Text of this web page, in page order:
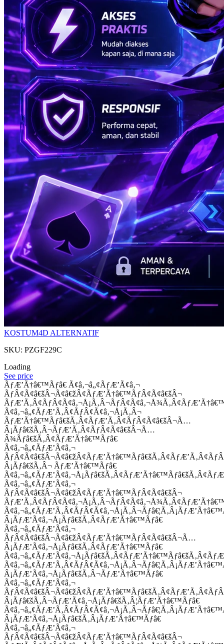
KOSTUM4D ALTERNATIF
SKU: PZGF229C
Loading
See price
ÃƒÆ’Ã†â€™Ãƒâ€ Ã¢â‚¬â„¢ÃƒÆ’Ã¢â‚¬
ÃƒÂ¢Ã¢â€šÂ¬Ã¢â€žÂ¢ÃƒÆ’Ã†â€™ÃƒÂ¢Ã¢â€šÂ¬
Ã¢â‚¬â„¢ÃƒÆ’Ã‚Â¢ÃƒÂ¢Ã¢â‚¬Å¡Ã‚Â¬
ÃƒÆ’Ã†â€™Ãƒâ€šÃ‚Â¢ÃƒÆ’Ã‚Â¢ÃƒÂ¢Ã¢â€šÂ¬Ã…
Â¡Ãƒâ€šÃ‚Â¬ÃƒÆ’Ã‚Â¢ÃƒÂ¢Ã¢â€šÂ¬Ã…
Â¾Ãƒâ€šÃ‚Â¢ÃƒÆ’Ã†â€™Ãƒâ€
Ã¢â‚¬â„¢ÃƒÆ’Ã¢â‚¬
Â¡Ãƒâ€šÃ‚Â¬ ÃƒÆ’Ã†â€™Ãƒâ€
Ã¢â‚¬â„¢ÃƒÆ’Ã¢â‚¬
ÃƒÂ¢Ã¢â€šÂ¬Ã¢â€žÂ¢ÃƒÆ’Ã†â€™ÃƒÂ¢Ã¢â€šÂ¬
Â¡ÃƒÆ’Ã¢â‚¬Å¡Ãƒâ€šÃ‚Â¢ÃƒÆ’Ã†â€™Ãƒâ€
Ã¢â‚¬â„¢ÃƒÆ’Ã¢â‚¬
ÃƒÂ¢Ã¢â€šÂ¬Ã¢â€žÂ¢ÃƒÆ’Ã†â€™ÃƒÂ¢Ã¢â€šÂ¬Ã…
Â¡ÃƒÆ’Ã¢â‚¬Å¡Ãƒâ€šÃ‚Â¢ÃƒÆ’Ã†â€™Ãƒâ€
Â¡ÃƒÆ’Ã¢â‚¬Å¡Ãƒâ€šÃ‚Â¬ÃƒÆ’Ã†â€™Ãƒâ€
Ã¢â‚¬â„¢ÃƒÆ’Ã¢â‚¬
Â¡Ãƒâ€šÃ‚Â¬ÃƒÆ’Ã¢â‚¬Å¡Ãƒâ€šÃ‚Â¦ÃƒÆ’Ã†â€™Ãƒâ€
Â¡ÃƒÆ’Ã¢â‚¬Å¡Ãƒâ€šÃ‚Â¡ÃƒÆ’Ã†â€™Ãƒâ€
Ã¢â‚¬â„¢ÃƒÆ’Ã¢â‚¬
ÃƒÂ¢Ã¢â€šÂ¬Ã¢â€žÂ¢ÃƒÆ’Ã†â€™ÃƒÂ¢Ã¢â€šÂ¬